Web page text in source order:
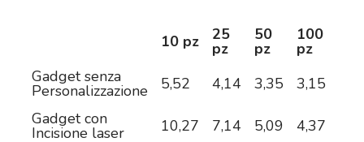
10 pz 25
pz
50
pz
100
pz
Gadget senza
Personalizzazione 5,52 4,14 3,35 3,15
Gadget con
Incisione laser 10,27 7,14 5,09 4,37